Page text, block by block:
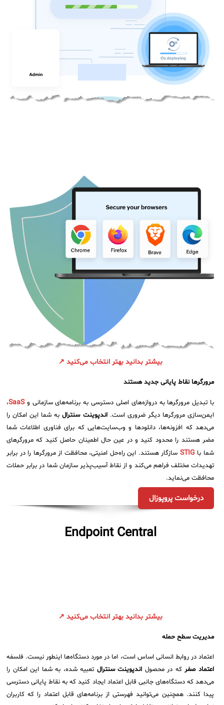
بیشتر بدانید بهتر انتخاب می‌کنید ↗
مرورگرها نقاط پایانی جدید هستند
با تبدیل مرورگرها به دروازه‌های اصلی دسترسی به برنامه‌های سازمانی وSaaS،
ایمن‌سازی مرورگرها دیگر ضروری است.اندپوینت سنترالبه شما این امکان را
می‌دهد که افزونه‌ها، دانلودها و وب‌سایت‌هایی که برای فناوری اطلاعات شما
مضر هستند را محدود کنید و در عین حال اطمینان حاصل کنید که مرورگرهای
شما با STIG سازگار هستند. این راه‌حل امنیتی، محافظت از مرورگرها را در برابر
تهدیدات مختلف فراهم می‌کند و از نقاط آسیب‌پذیر سازمان شما در برابر حملات
محافظت می‌نماید.
درخواست پروپوزال
Endpoint Central
بیشتر بدانید بهتر انتخاب می‌کنید ↗
مدیریت سطح حمله
اعتماد در روابط انسانی اساس است، اما در مورد دستگاه‌ها اینطور نیست. فلسفه
اعتماد صفرکه در محصول اندپوینت سنترال تعبیه شده، به شما این امکان را
می‌دهد که دستگاه‌های جانبی قابل اعتماد ایجاد کنید که به نقاط پایانی دسترسی
پیدا کنند. همچنین می‌توانید فهرستی از برنامه‌های قابل اعتماد را که کاربران